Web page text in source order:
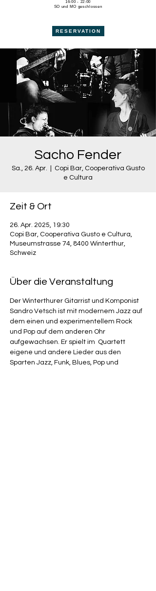
16:00 - 22:00
SO und MO geschlossen
RESERVATION
Sacho Fender
Sa., 26. Apr.
Copi Bar, Cooperativa Gusto
e Cultura
Zeit & Ort
26. Apr. 2025, 19:30
Copi Bar, Cooperativa Gusto e Cultura,
Museumstrasse 74, 8400 Winterthur,
Schweiz
Über die Veranstaltung
Der Winterthurer Gitarrist und Komponist
Sandro Vetsch ist mit modernem Jazz auf
dem einen und experimentellem Rock
und Pop auf dem anderen Ohr
aufgewachsen. Er spielt im  Quartett
eigene und andere Lieder aus den
Sparten Jazz, Funk, Blues, Pop und